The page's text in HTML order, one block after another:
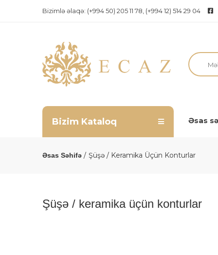
Bizimlə əlaqə: (+994 50) 205 11 78, (+994 12) 514 29 04
Bizim Kataloq Əsas
Əsas Səhifə Şüşə / Keramika Üçün Konturlar
Şüşə / keramika üçün konturlar